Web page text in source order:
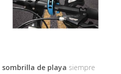
sombrilla de playa siempre